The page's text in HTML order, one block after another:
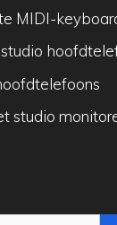
MIDI-
studio